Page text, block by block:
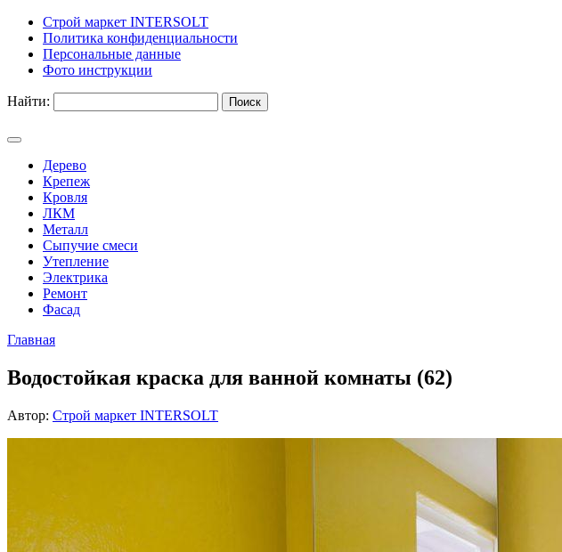
Строй маркет INTERSOLT
Политика конфиденциальности
Персональные данные
Фото инструкции
Найти:
Дерево
Крепеж
Кровля
ЛКМ
Металл
Сыпучие смеси
Утепление
Электрика
Ремонт
Фасад
Главная
Водостойкая краска для ванной комнаты (62)
Автор: Строй маркет INTERSOLT